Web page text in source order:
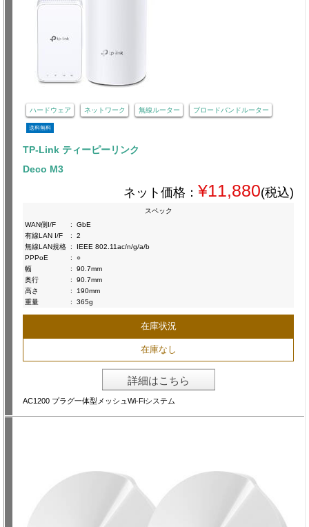
ハードウェア ネットワーク 無線ルーター ブロードバンドルーター
送料無料
TP-Link ティーピーリンク
Deco M3
ネット価格： ¥11,880(税込)
スペック
WAN側I/F
:
GbE
有線LAN I/F
:
2
無線LAN規格 :
IEEE 802.11ac/n/g/a/b
PPPoE
:
○
幅
:
90.7mm
奥行
:
90.7mm
高さ
:
190mm
重量
: 365g
在庫状況
在庫なし
詳細はこちら
AC1200 プラグ一体型メッシュWi-Fiシステム